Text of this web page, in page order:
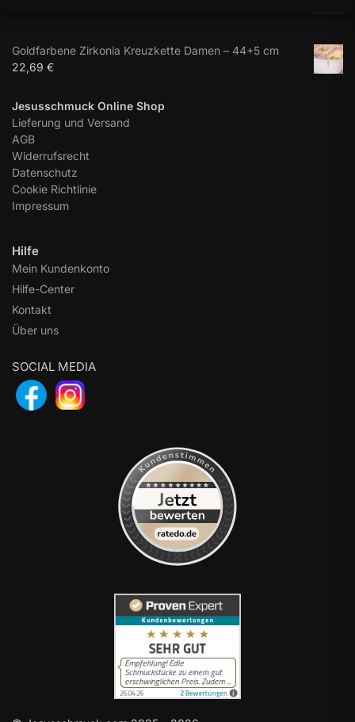
Goldfarbene Zirkonia Kreuzkette Damen – 44+5 cm
22,69 €
Jesusschmuck Online Shop
Lieferung und Versand
AGB
Widerrufsrecht
Datenschutz
Cookie Richtlinie
Impressum
Hilfe
Mein Kundenkonto
Hilfe-Center
Kontakt
Über uns
SOCIAL MEDIA